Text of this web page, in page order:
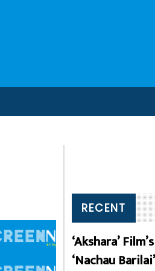
RECENT
‘Akshara’
‘Nachau